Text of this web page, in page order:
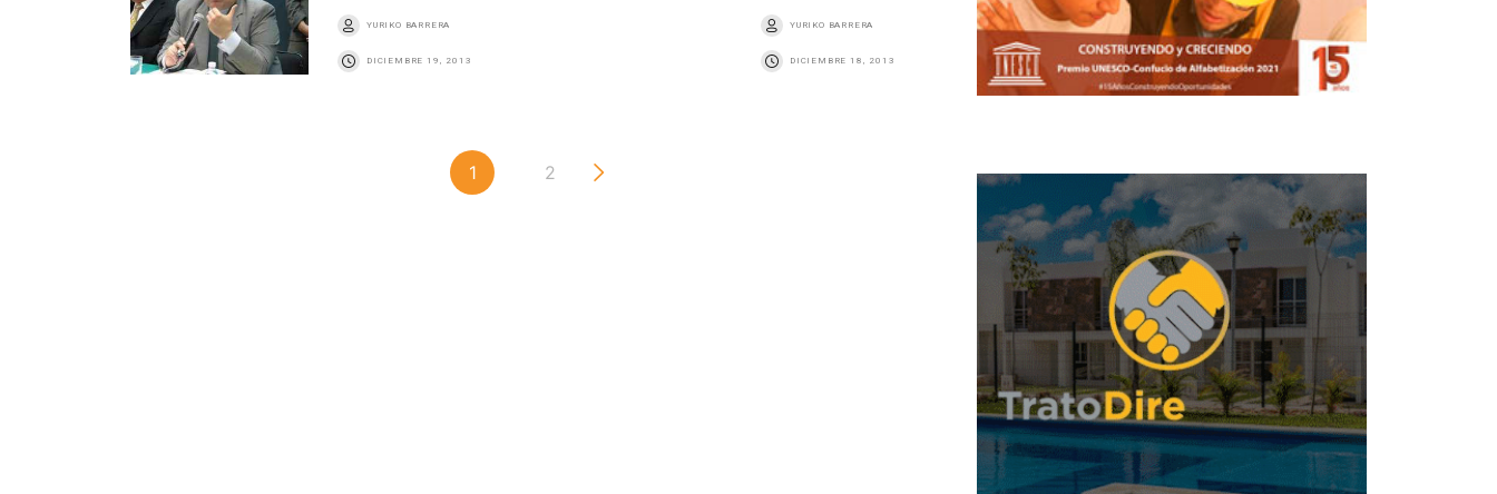
YURIKO BARRERA
DICIEMBRE 19, 2013
YURIKO BARRERA
DICIEMBRE 18, 2013
1 2